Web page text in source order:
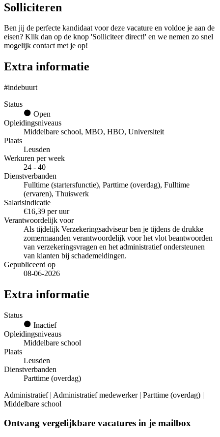
Solliciteren
Ben jij de perfecte kandidaat voor deze vacature en voldoe je aan de
eisen? Klik dan op de knop 'Solliciteer direct!' en we nemen zo snel
mogelijk contact met je op!
Extra informatie
#indebuurt
Status
Open
Opleidingsniveaus
Middelbare school, MBO, HBO, Universiteit
Plaats
Leusden
Werkuren per week
24 - 40
Dienstverbanden
Fulltime (startersfunctie), Parttime (overdag), Fulltime
(ervaren), Thuiswerk
Salarisindicatie
€16,39 per uur
Verantwoordelijk voor
Als tijdelijk Verzekeringsadviseur ben je tijdens de drukke
zomermaanden verantwoordelijk voor het vlot beantwoorden
van verzekeringsvragen en het administratief ondersteunen
van klanten bij schademeldingen.
Gepubliceerd op
08-06-2026
Extra informatie
Status
Inactief
Opleidingsniveaus
Middelbare school
Plaats
Leusden
Dienstverbanden
Parttime (overdag)
Administratief | Administratief medewerker | Parttime (overdag) |
Middelbare school
Ontvang vergelijkbare vacatures in je mailbox